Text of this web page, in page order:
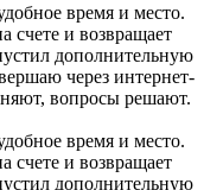
время и место.
счете и возвращает
дополнительную
через интернет-
вопросы решают.
время и место.
счете и возвращает
дополнительную